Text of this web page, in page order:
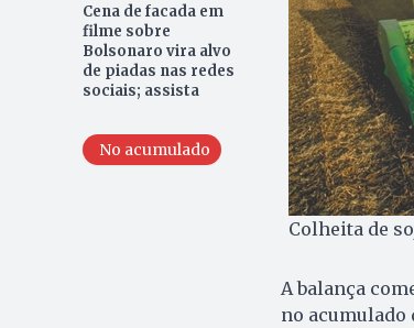
Cena de facada em
filme sobre
Bolsonaro vira alvo
de piadas nas redes
sociais; assista
No acumulado
Colheita de
A balança
no acumulado